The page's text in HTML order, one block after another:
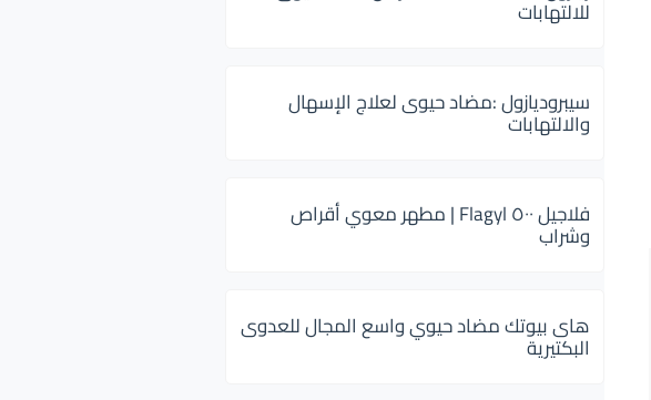
للالتهابات
سيبروديازول :مضاد حيوى لعلاج الإسهال
والالتهابات
فلاجيل ٥٠٠ Flagyl | مطهر معوي أقراص
وشراب
هاى بيوتك مضاد حيوي واسع المجال للعدوى
البكتيرية